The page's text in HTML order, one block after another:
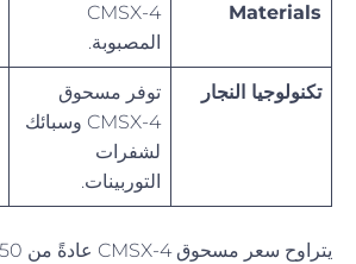
Materials
CMSX-4
المصبوبة.
تكنولوجيا النجار
توفر مسحوق
CMSX-4 وسبائك
لشفرات
التوربينات.